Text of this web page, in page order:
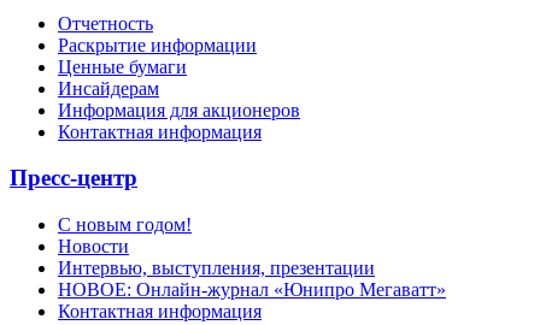
Отчетность
Раскрытие информации
Ценные бумаги
Инсайдерам
Информация для акционеров
Контактная информация
Пресс-центр
С новым годом!
Новости
Интервью, выступления, презентации
НОВОЕ: Онлайн-журнал «Юнипро Мегаватт»
Контактная информация